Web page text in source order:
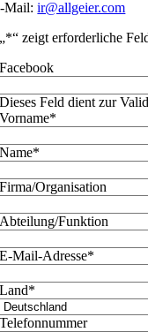
Mail:ir@allgeier.com
„*“ zeigt erforderliche
Facebook
Dieses Feld dient zur
Vorname*
Name*
Firma/Organisation
Abteilung/Funktion
E-Mail-Adresse*
Land*
Telefonnummer